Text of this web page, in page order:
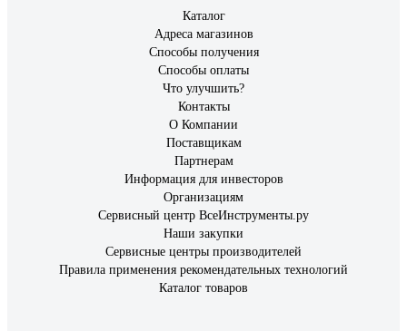
Каталог
Адреса магазинов
Способы получения
Способы оплаты
Что улучшить?
Контакты
О Компании
Поставщикам
Партнерам
Информация для инвесторов
Организациям
Сервисный центр ВсеИнструменты.ру
Наши закупки
Сервисные центры производителей
Правила применения рекомендательных технологий
Каталог товаров